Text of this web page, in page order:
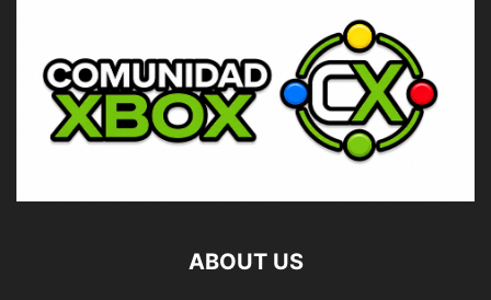
ABOUT US